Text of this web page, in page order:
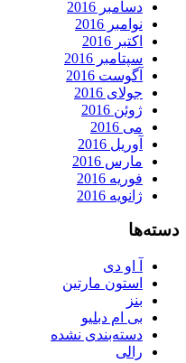
دسامبر 2016
نوامبر 2016
اکتبر 2016
سپتامبر 2016
آگوست 2016
جولای 2016
ژوئن 2016
می 2016
آوریل 2016
مارس 2016
فوریه 2016
ژانویه 2016
دسته‌ها
آ او دی
استون مارتین
بنز
بی ام دبلیو
دسته‌بندی نشده
رالی